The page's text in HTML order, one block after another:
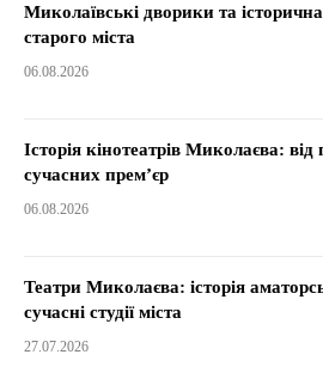
Миколаївські дворики та
старого міста
06.08.2026
Історія кінотеатрів Миколаєва: від
сучасних прем’єр
06.08.2026
Театри Миколаєва: історія
сучасні студії міста
27.07.2026